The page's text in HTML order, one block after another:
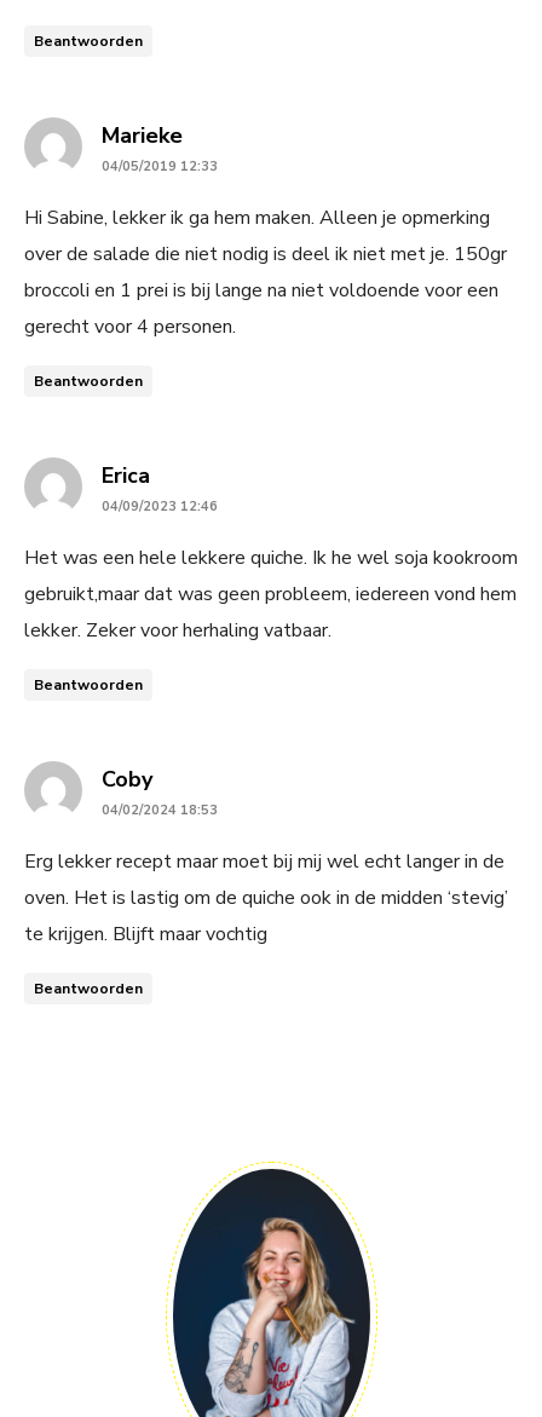
Beantwoorden
Mariekesays:
04/05/2019 12:33
Hi Sabine, lekker ik ga hem maken. Alleen je opmerking
over de salade die niet nodig is deel ik niet met je. 150gr
broccoli en 1 prei is bij lange na niet voldoende voor een
gerecht voor 4 personen.
Beantwoorden
Erica
04/09/2023 12:46
Het was een hele lekkere quiche. Ik he wel soja kookroom
gebruikt,maar dat was geen probleem, iedereen vond hem
lekker. Zeker voor herhaling vatbaar.
Beantwoorden
Cobysays:
04/02/2024 18:53
Erg lekker recept maar moet bij mij wel echt langer in de
oven. Het is lastig om de quiche ook in de midden ‘stevig’
te krijgen. Blijft maar vochtig
Beantwoorden